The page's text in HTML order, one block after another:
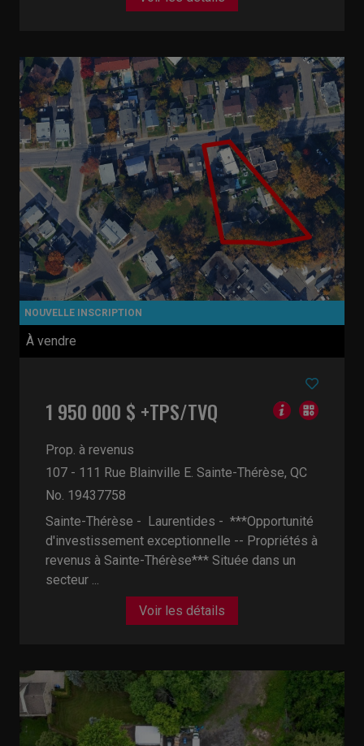
À vendre
1 950 000 $ +TPS/TVQ
Prop. à revenus
107 - 111 Rue Blainville E. Sainte-Thérèse, QC
No. 19437758
Sainte-Thérèse - Laurentides - ***Opportunité
d'investissement exceptionnelle -- Propriétés à
revenus à Sainte-Thérèse*** Située dans un
secteur ...
Voir les détails